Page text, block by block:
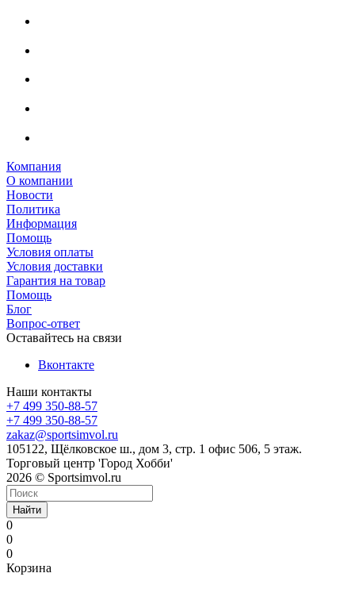
Компания
О компании
Новости
Политика
Информация
Помощь
Условия оплаты
Условия доставки
Гарантия на товар
Помощь
Блог
Вопрос-ответ
Оставайтесь на связи
Вконтакте
Наши контакты
+7 499 350-88-57
+7 499 350-88-57
zakaz@sportsimvol.ru
105122, Щёлковское ш., дом 3, стр. 1 офис 506, 5 этаж.
Торговый центр 'Город Хобби'
2026 © Sportsimvol.ru
Найти
0
0
0
Корзина